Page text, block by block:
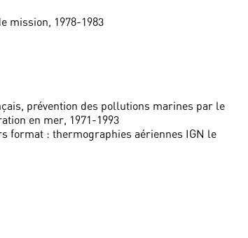
mission, 1978-1983
prévention des pollutions marines par le
en mer, 1971-1993
format : thermographies aériennes IGN le